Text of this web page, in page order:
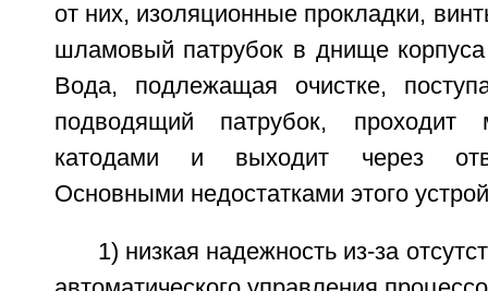
от них, изоляционные прокладки,
шламовый патрубок в днище
Вода, подлежащая очистке,
подводящий патрубок,
катодами и выходит через
Основными недостатками этого
1) низкая надежность из-за